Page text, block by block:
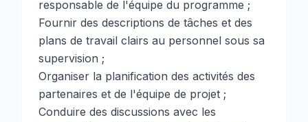
responsable de l'équipe du programme ;
Fournir des descriptions de tâches et des
plans de travail clairs au personnel sous sa
supervision ;
Organiser la planification des activités des
partenaires et de l'équipe de projet ;
Conduire des discussions avec les